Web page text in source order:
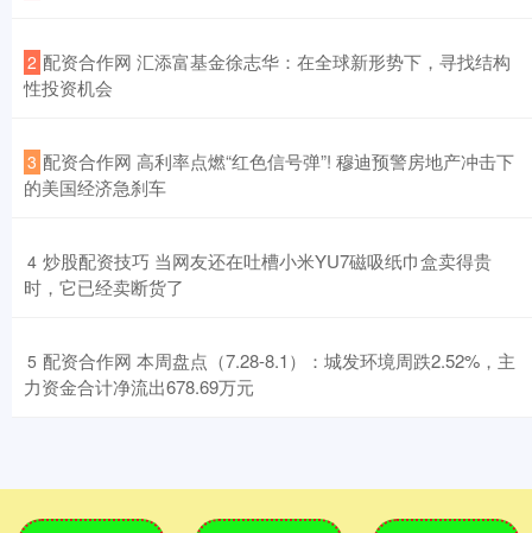
2 ​配资合作网 汇添富基金徐志华：在全球新形势下，寻找结构
性投资机会
3 ​配资合作网 高利率点燃“红色信号弹”! 穆迪预警房地产冲击下
的美国经济急刹车
4 ​炒股配资技巧 当网友还在吐槽小米YU7磁吸纸巾盒卖得贵
时，它已经卖断货了
5 ​配资合作网 本周盘点（7.28-8.1）：城发环境周跌2.52%，主
力资金合计净流出678.69万元